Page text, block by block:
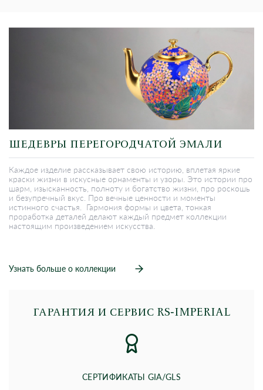
ШЕДЕВРЫ ПЕРЕГОРОДЧАТОЙ ЭМАЛИ
Каждое изделие рассказывает свою историю, вплетая яркие
краски жизни в искусные орнаменты и узоры. Это истории про
шарм, изысканность, полноту и богатство жизни, про роскошь
и безупречный вкус. Про вечные ценности и моменты
истинного счастья. Гармония формы и цвета, тонкая
проработка деталей делают каждый предмет коллекции
настоящим произведением искусства.
Узнать больше о коллекции
ГАРАНТИЯ И СЕРВИС RS‑IMPERIAL
СЕРТИФИКАТЫ GIA/GLS